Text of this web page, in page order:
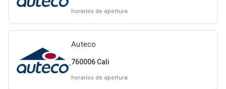
horarios de apertura
Auteco
760006 Cali
horarios de apertura